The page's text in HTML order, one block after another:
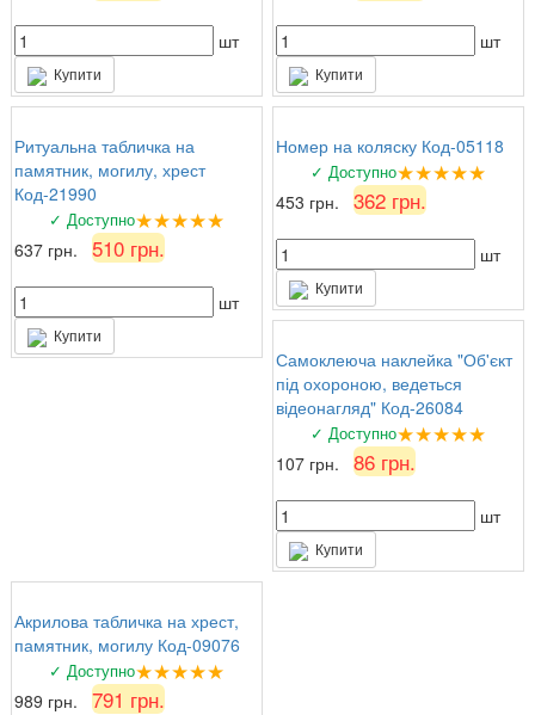
шт
Купити
шт
Купити
Ритуальна табличка на
памятник, могилу, хрест
Код-21990
✓ Доступно★★★★★
637 грн. 510 грн.
шт
Купити
Номер на коляску Код-05118
✓ Доступно★★★★★
453 грн. 362 грн.
шт
Купити
Самоклеюча наклейка "Об'єкт
під охороною, ведеться
відеонагляд" Код-26084
✓ Доступно★★★★★
107 грн. 86 грн.
шт
Купити
Акрилова табличка на хрест,
памятник, могилу Код-09076
✓ Доступно★★★★★
989 грн. 791 грн.